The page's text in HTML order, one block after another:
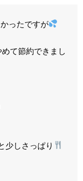
ったですが
て節約できまし
少しさっぱり